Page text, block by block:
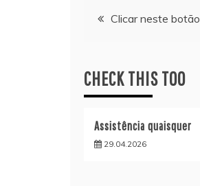
Navegação
artigos
Clicar neste botão
CHECK THIS TOO
Assistência quaisquer
29.04.2026